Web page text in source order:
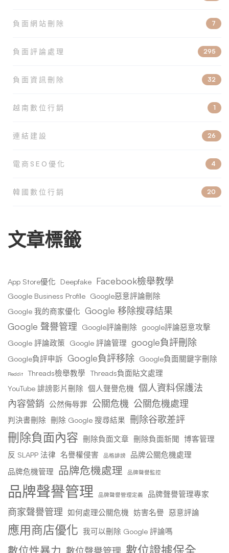
負面網站刪除 7
負面評論處理 295
負面資訊刪除 32
越南數位行銷 1
連結建設 26
電商SEO優化 4
韓國數位行銷 20
文章標籤
App Store優化 Deepfake Facebook檢舉教學
Google Business Profile Google惡意評論刪除
Google 我的商家優化 Google 移除搜尋結果
Google 聲譽管理 Google評論刪除 google評論惡意攻擊
Google 評論政策 Google 評論管理 google負評刪除
Google負評申訴 Google負評移除 Google負面關鍵字刪除
Reddit Threads檢舉教學 Threads負面貼文處理
YouTube 誹謗影片刪除 個人聲譽危機 個人資料保護法
內容營銷 公然侮辱罪 公關危機 公關危機處理
判決書刪除 刪除 Google 搜尋結果 刪除谷歌差評
刪除負面內容 刪除負面文章 刪除負面新聞 博客管理
反 SLAPP 法律 名譽權侵害 品格誹謗
品牌公關危機處理
品牌危機管理 品牌危機處理 品牌聲譽監控
品牌聲譽管理 品牌聲譽管理定義 品牌聲譽管理專家
商家聲譽管理 如何處理公關危機 妨害名譽 惡意評論
應用商店優化 我可以刪除 Google 評論嗎